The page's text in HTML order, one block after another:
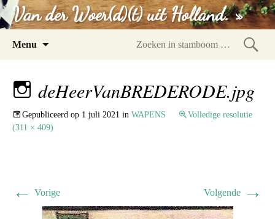
Van der Woer(d)(t) uit Holland. »
Menu
deHeerVanBREDERODE.jpg
Gepubliceerd op 1 juli 2021 in WAPENS
Volledige resolutie
(311 × 409)
← Vorige Volgende →